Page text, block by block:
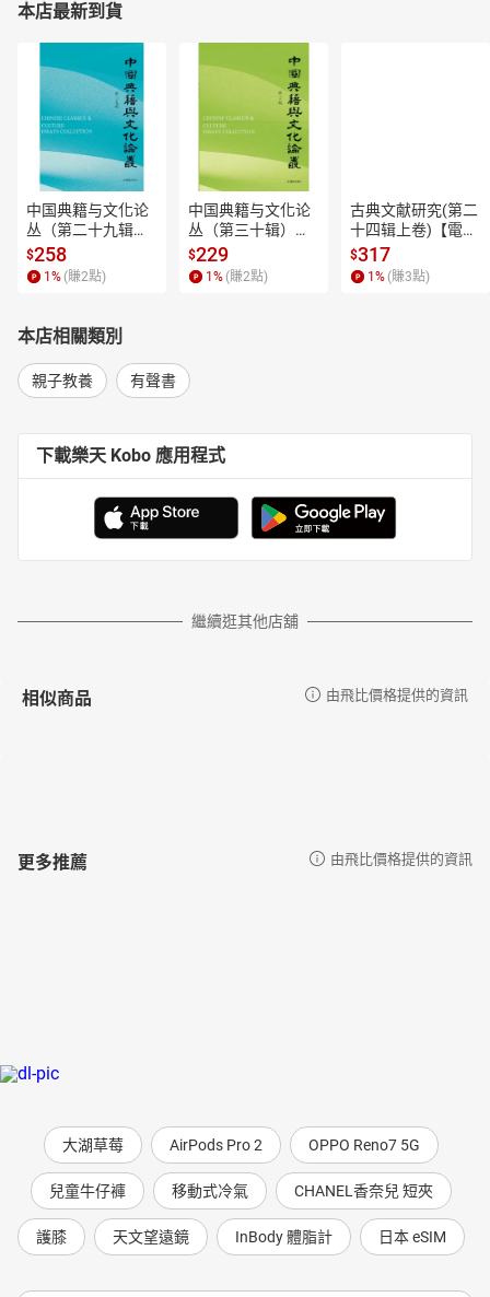
本店最新到貨
中国典籍与文化论
丛（第二十九辑）
【電子書】
$258
1% (賺2點)
中国典籍与文化论
丛（第三十辑）
【電子書】
$229
1% (賺2點)
古典文献研究(第二
十四辑上卷)【電子
書】
$317
1% (賺3點)
本店相關類別
親子教養 有聲書
下載樂天 Kobo 應用程式
繼續逛其他店舖
相似商品 由飛比價格提供的資訊
更多推薦 由飛比價格提供的資訊
大湖草莓 AirPods Pro 2 OPPO Reno7 5G
兒童牛仔褲 移動式冷氣 CHANEL香奈兒 短夾
護膝 天文望遠鏡 InBody 體脂計 日本 eSIM